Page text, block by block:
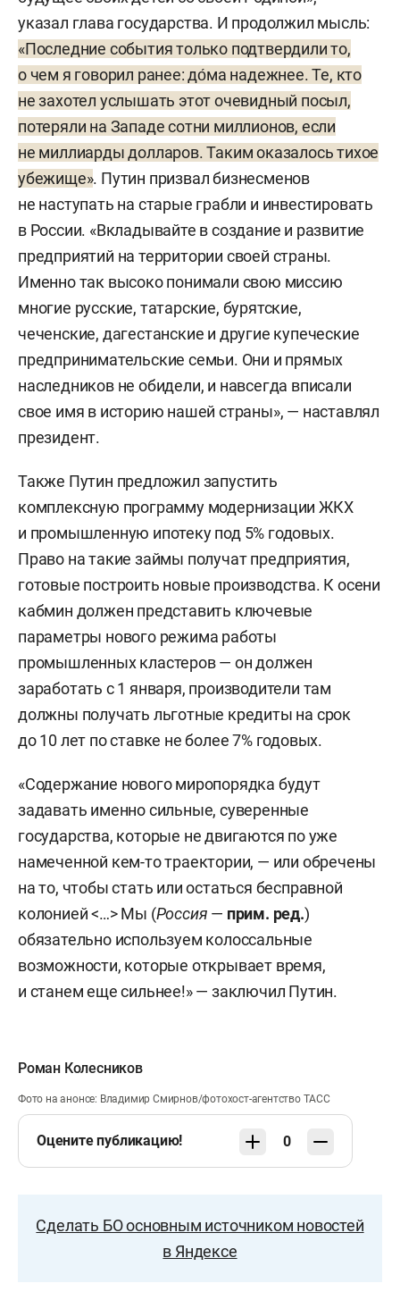
указал глава государства. И продолжил мысль:
«Последние события только подтвердили то,
о чем я говорил ранее: до́ма надежнее. Те, кто
не захотел услышать этот очевидный посыл,
потеряли на Западе сотни миллионов, если
не миллиарды долларов. Таким оказалось тихое
убежище». Путин призвал бизнесменов
не наступать на старые грабли и инвестировать
в России. «Вкладывайте в создание и развитие
предприятий на территории своей страны.
Именно так высоко понимали свою миссию
многие русские, татарские, бурятские,
чеченские, дагестанские и другие купеческие
предпринимательские семьи. Они и прямых
наследников не обидели, и навсегда вписали
свое имя в историю нашей страны», — наставлял
президент.
Также Путин предложил запустить
комплексную программу модернизации ЖКХ
и промышленную ипотеку под 5% годовых.
Право на такие займы получат предприятия,
готовые построить новые производства. К осени
кабмин должен представить ключевые
параметры нового режима работы
промышленных кластеров — он должен
заработать с 1 января, производители там
должны получать льготные кредиты на срок
до 10 лет по ставке не более 7% годовых.
«Содержание нового миропорядка будут
задавать именно сильные, суверенные
государства, которые не двигаются по уже
намеченной кем-то траектории, — или обречены
на то, чтобы стать или остаться бесправной
колонией <…> Мы (Россия — прим. ред.)
обязательно используем колоссальные
возможности, которые открывает время,
и станем еще сильнее!» — заключил Путин.
Роман Колесников
Фото на анонсе: Владимир Смирнов/фотохост-агентство ТАСС
Оцените публикацию! 0
Сделать БО основным источником новостей
в Яндексе